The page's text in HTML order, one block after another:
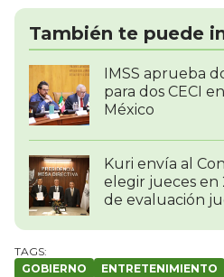
También te puede
IMSS aprueba
para dos CECI
México
Kuri envía al
elegir jueces en
de evaluación
GOBIERNO ENTRETENIMIENTO